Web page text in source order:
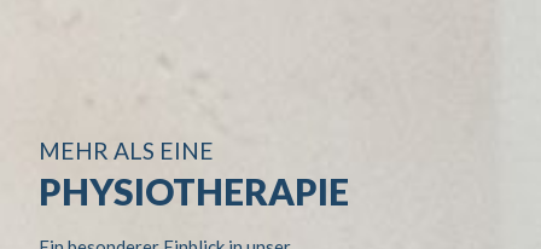
MEHR ALS EINE
PHYSIOTHERAPIE